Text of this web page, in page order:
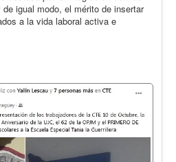
igual modo, el mérito de insertar
a la vida laboral activa e